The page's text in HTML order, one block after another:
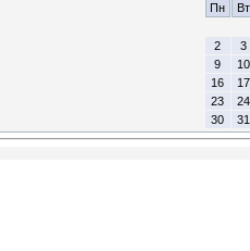
Пн Вт
2
3
9
10
16
17
23
24
30
31